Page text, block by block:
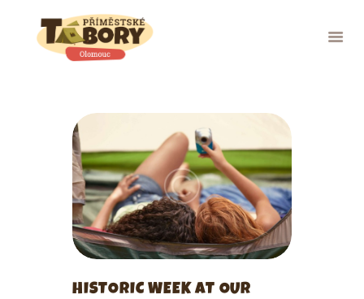
TERMÍNY A CENY
PROGRAM TÁBORA
O NÁS
FOTOGALERIE
KONTAKTY
HISTORIC WEEK AT OUR